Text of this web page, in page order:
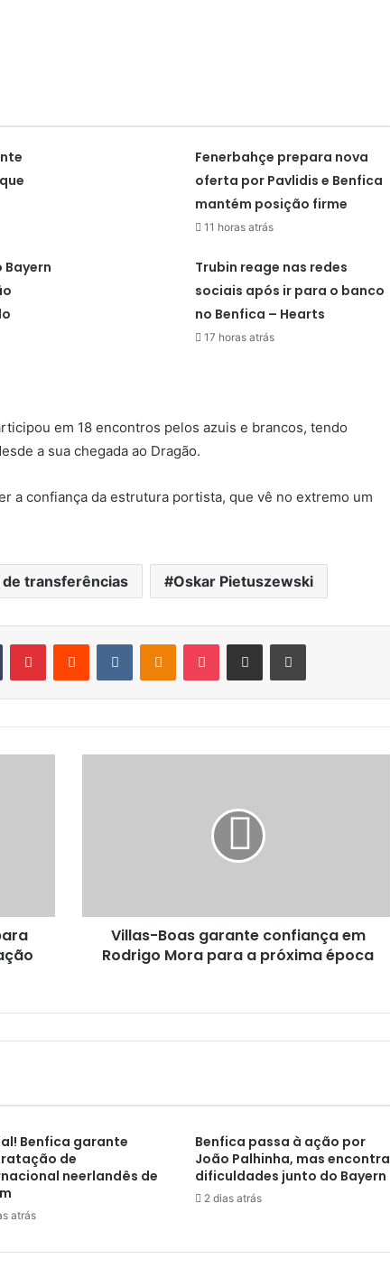
Fenerbahçe prepara nova
oferta por Pavlidis e Benfica
mantém posição firme
11 horas atrás
Trubin reage nas redes
sociais após ir para o banco
no Benfica – Hearts
17 horas atrás
em 18 encontros pelos azuis e brancos, tendo
a sua chegada ao Dragão.
a confiança da estrutura portista, que vê no extremo um
transferências Oskar Pietuszewski
Tumblr PinterestReddit VK OK Pocket Compartilhar via e-mail Imprimir
Villas-Boas garante confiança em
Rodrigo Mora para a próxima época
Benfica garante
de
neerlandês de
atrás
Benfica passa à ação por
João Palhinha, mas encontra
dificuldades junto do Bayern
2 dias atrás